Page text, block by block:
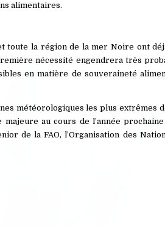
alimentaires.
toute la région de la mer Noire ont
nécessité engendrera très
en matière de souveraineté
météorologiques les plus extrêmes
au cours de l’année
de la FAO, l’Organisation des